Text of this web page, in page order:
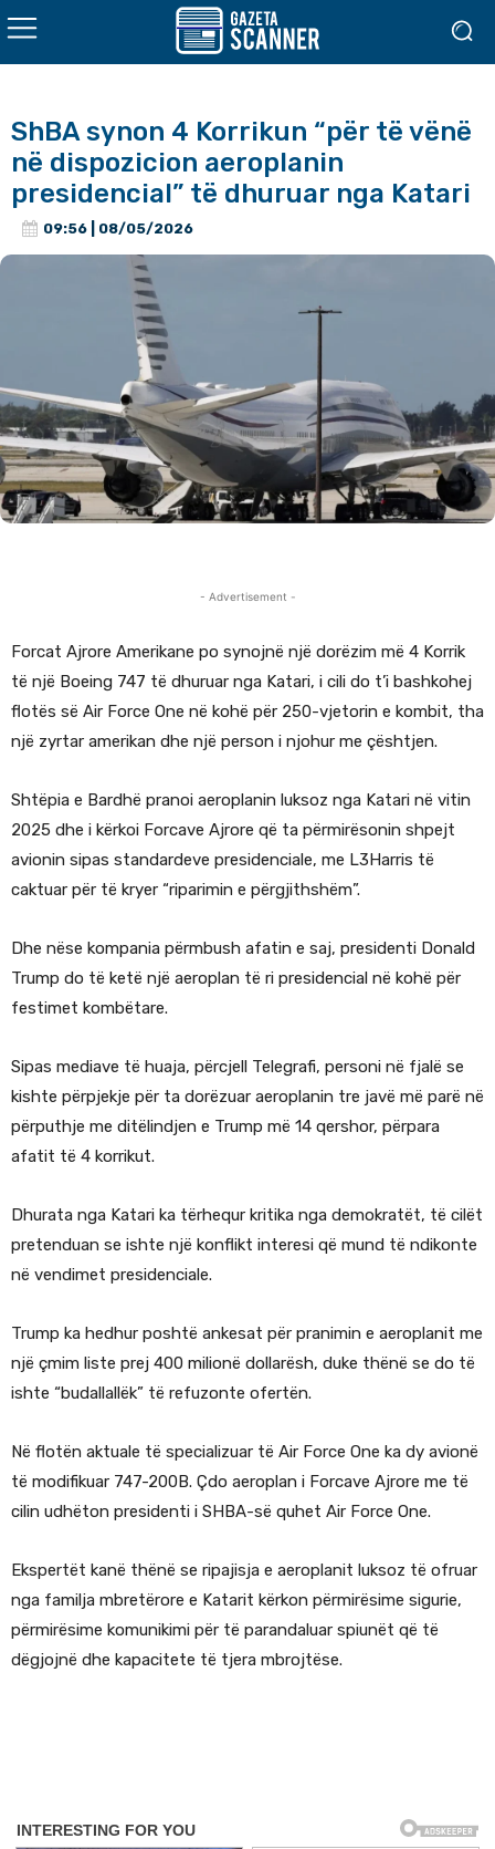
ShBA synon 4 Korrikun “për të vënë
në dispozicion aeroplanin
presidencial” të dhuruar nga Katari
09:56 | 08/05/2026
- Advertisement -
Forcat Ajrore Amerikane po synojnë një dorëzim më 4 Korrik
të një Boeing 747 të dhuruar nga Katari, i cili do t’i bashkohej
flotës së Air Force One në kohë për 250-vjetorin e kombit, tha
një zyrtar amerikan dhe një person i njohur me çështjen.
Shtëpia e Bardhë pranoi aeroplanin luksoz nga Katari në vitin
2025 dhe i kërkoi Forcave Ajrore që ta përmirësonin shpejt
avionin sipas standardeve presidenciale, me L3Harris të
caktuar për të kryer “riparimin e përgjithshëm”.
Dhe nëse kompania përmbush afatin e saj, presidenti Donald
Trump do të ketë një aeroplan të ri presidencial në kohë për
festimet kombëtare.
Sipas mediave të huaja, përcjell Telegrafi, personi në fjalë se
kishte përpjekje për ta dorëzuar aeroplanin tre javë më parë në
përputhje me ditëlindjen e Trump më 14 qershor, përpara
afatit të 4 korrikut.
Dhurata nga Katari ka tërhequr kritika nga demokratët, të cilët
pretenduan se ishte një konflikt interesi që mund të ndikonte
në vendimet presidenciale.
Trump ka hedhur poshtë ankesat për pranimin e aeroplanit me
një çmim liste prej 400 milionë dollarësh, duke thënë se do të
ishte “budallallëk” të refuzonte ofertën.
Në flotën aktuale të specializuar të Air Force One ka dy avionë
të modifikuar 747-200B. Çdo aeroplan i Forcave Ajrore me të
cilin udhëton presidenti i SHBA-së quhet Air Force One.
Ekspertët kanë thënë se ripajisja e aeroplanit luksoz të ofruar
nga familja mbretërore e Katarit kërkon përmirësime sigurie,
përmirësime komunikimi për të parandaluar spiunët që të
dëgjojnë dhe kapacitete të tjera mbrojtëse.